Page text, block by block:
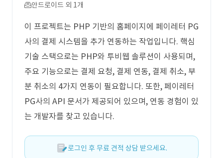
안드로이드 외 1개
이 프로젝트는 PHP 기반의 홈페이지에 페이레터 PG
사의 결제 시스템을 추가 연동하는 작업입니다. 핵심
기술 스택으로는 PHP와 투비웹 솔루션이 사용되며,
주요 기능으로는 결제 요청, 결제 연동, 결제 취소, 부
분 취소의 4가지 연동이 필요합니다. 또한, 페이레터
PG사의 API 문서가 제공되어 있으며, 연동 경험이 있
는 개발자를 찾고 있습니다.
로그인 후 무료 견적 상담 받으세요.